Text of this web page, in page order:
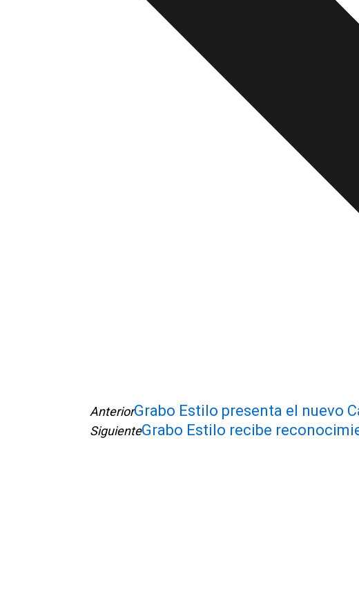
AnteriorGrabo Estilo presenta el nuevo
SiguienteGrabo Estilo recibe